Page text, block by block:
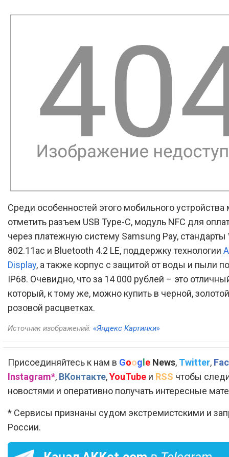
Среди особенностей этого мобильного
отметить разъем USB Type-C, модуль NFC для
через платежную систему Samsung Pay, стандарты
802.11ac и Bluetooth 4.2 LE, поддержку технологии
Display, а также корпус с защитой от воды и пыли
IP68. Очевидно, что за 14 000 рублей – это
который, к тому же, можно купить в черной,
розовой расцветках.
Источник изображений: «Яндекс Картинки»
Присоединяйтесь к нам в Goog e News, Twitter,
Instagram*, ВКонтакте,YouTube и RSS чтобы
новостями и оперативно получать интересные
* Сервисы признаны судом экстремистскими и
России.